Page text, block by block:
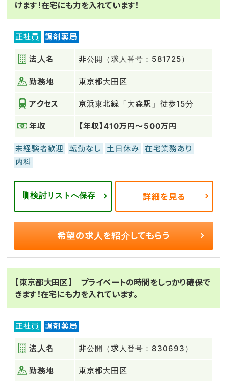
けます！在宅にも力を入れています！
正社員 調剤薬局
法人名 非公開（求人番号：581725）
勤務地 東京都大田区
アクセス 京浜東北線「大森駅」徒歩15分
年収 【年収】410万円～500万円
未経験者歓迎 転勤なし 土日休み
在宅業務あり
内科
検討リストへ保存 詳細を見る
希望の求人を紹介してもらう
【東京都大田区】 プライベートの時間をしっかり確保で
きます！在宅にも力を入れています。
正社員 調剤薬局
法人名 非公開（求人番号：830693）
勤務地 東京都大田区